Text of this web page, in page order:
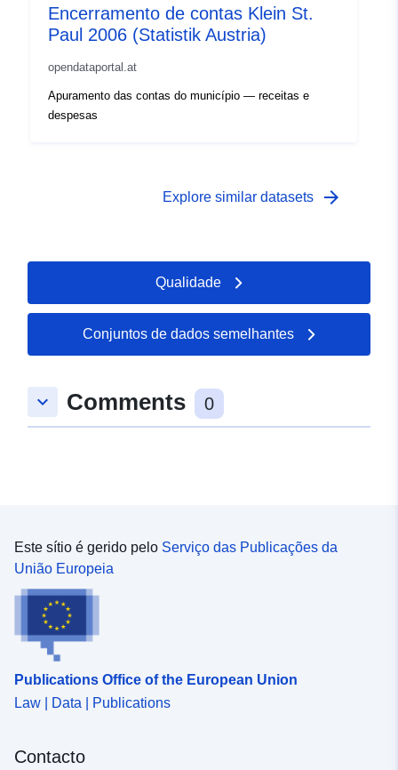
Encerramento de contas Klein St.
Paul 2006 (Statistik Austria)
opendataportal.at
Apuramento das contas do município — receitas e
despesas
Explore similar datasets arrow_forward
Qualidade
Conjuntos de dados semelhantes
keyboard_arrow_down Comments 0
Este sítio é gerido pelo Serviço das Publicações da
União Europeia
Publications Office of the European Union
Law | Data | Publications
Contacto